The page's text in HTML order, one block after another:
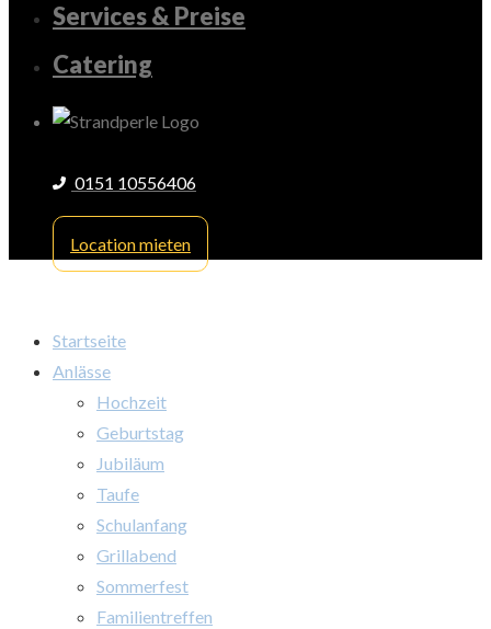
Services & Preise
Catering
0151 10556406
Location mieten
Startseite
Anlässe
Hochzeit
Geburtstag
Jubiläum
Taufe
Schulanfang
Grillabend
Sommerfest
Familientreffen